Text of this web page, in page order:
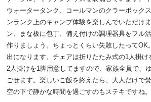
ウォータータンク、コールマンのクラーボック
ンランク上のキャンプ体験を楽しんでいただけ
ン、まな板に包丁、備え付けの調理器具をフル
作りましょう。ちょっとくらい失敗したってOK
出になります。チェアは折りたたみ式の1人掛
2人掛けを1脚用意してますので、家族全員で、
ごせます。楽しいご飯を終えたら、大人だけで
空の下で静かな時間を過ごすのもステキですね。